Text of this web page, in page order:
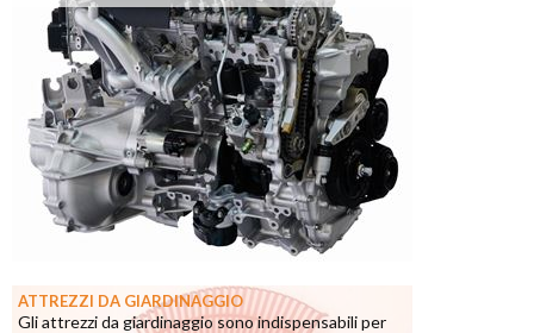
ATTREZZI DA GIARDINAGGIO
Gli attrezzi da giardinaggio sono indispensabili per